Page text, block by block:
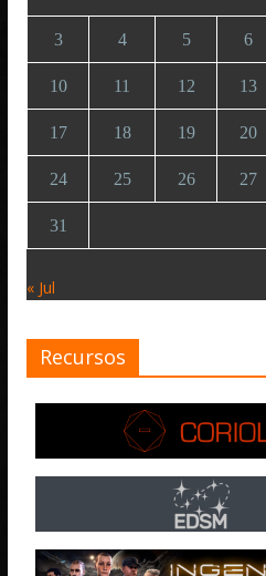
3 4 5 6
10 11 12 13
17 18 19 20
24 25 26 27
31
« Jul
Recursos